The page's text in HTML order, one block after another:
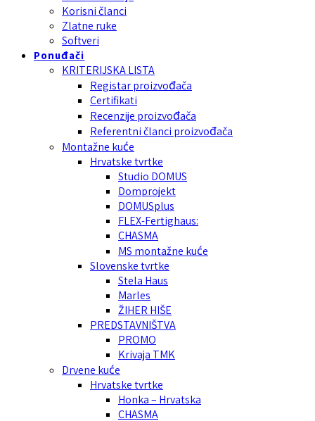
Korisni članci
Zlatne ruke
Softveri
Ponuđači
KRITERIJSKA LISTA
Registar proizvođača
Certifikati
Recenzije proizvođača
Referentni članci proizvođača
Montažne kuće
Hrvatske tvrtke
Studio DOMUS
Domprojekt
DOMUSplus
FLEX-Fertighaus:
CHASMA
MS montažne kuće
Slovenske tvrtke
Stela Haus
Marles
ŽIHER HIŠE
PREDSTAVNIŠTVA
PROMO
Krivaja TMK
Drvene kuće
Hrvatske tvrtke
Honka – Hrvatska
CHASMA